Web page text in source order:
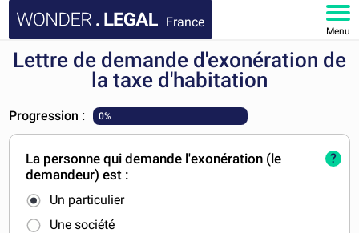
France
Menu
ACCUEIL
MON COMPTE
Lettre de demande d'exonération de
la taxe d'habitation
Progression : 0%
La personne qui demande l'exonération (le
demandeur) est :
Un particulier
Une société
?